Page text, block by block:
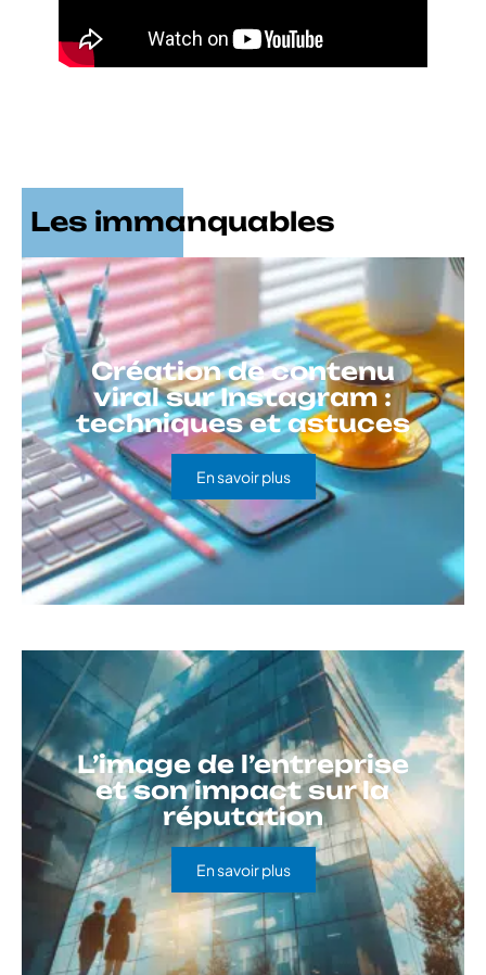
Les immanquables
Création de contenu
viral sur Instagram :
techniques et astuces
En savoir plus
L’image de l’entreprise
et son impact sur la
réputation
En savoir plus